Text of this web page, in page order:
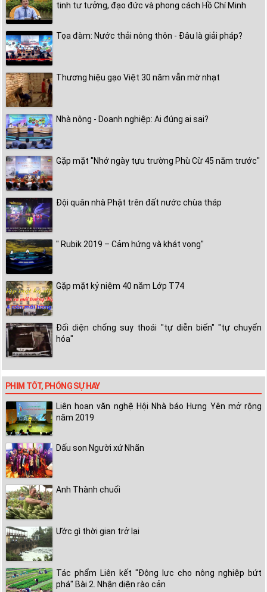
tinh tư tưởng, đạo đức và phong cách Hồ Chí Minh
Tọa đàm: Nước thải nông thôn - Đâu là giải pháp?
Thương hiệu gạo Việt 30 năm vẫn mờ nhạt
Nhà nông - Doanh nghiệp: Ai đúng ai sai?
Gặp mặt "Nhớ ngày tựu trường Phù Cừ 45 năm trước"
Đội quân nhà Phật trên đất nước chùa tháp
" Rubik 2019 – Cảm hứng và khát vọng"
Gặp mặt kỷ niệm 40 năm Lớp T74
Đối diện chống suy thoái "tự diễn biến" "tự chuyển
hóa"
PHIM TỐT, PHÓNG SỰ HAY
Liên hoan văn nghệ Hội Nhà báo Hưng Yên mở rộng
năm 2019
Dấu son Người xứ Nhãn
Anh Thành chuối
Ước gì thời gian trở lại
Tác phẩm Liên kết "Động lực cho nông nghiệp bứt
phá" Bài 2. Nhận diện rào cản